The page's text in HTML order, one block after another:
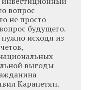
вопрос
не просто
будущего.
исходя из
выгоды
Карапетян.